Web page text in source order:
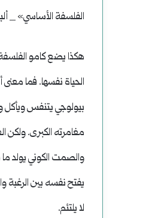
الفلسفة الأساسي» _
هكذا يضع كامو
الحياة نفسها. فما
بيولوجي يتنفس ويأكل
مغامرته الكبرى. ولكن
والصمت الكوني يولد
يفتح نفسه بين الرغبة
لا يلتئم.